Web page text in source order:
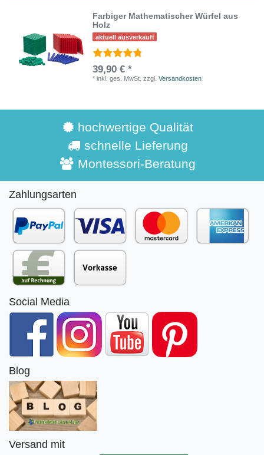
Farbiger Mathematischer Würfel aus
Holz
aktuell ausverkauft
39,90 € *
*inkl. ges. MwSt. zzgl.Versandkosten
hochwertige Qualität
schnelle Lieferung
Montessori-Beratung
Zahlungsarten
Social Media
Blog
Versand mit